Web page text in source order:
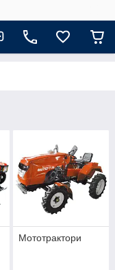
Мототрактори